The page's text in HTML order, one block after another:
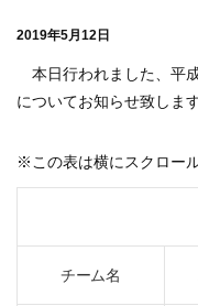
2019年5月12日
本日行われました、平
についてお知らせ致します
※この表は横にスクロー
チーム名